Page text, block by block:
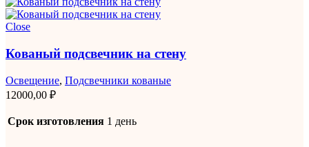
Close
Кованый подсвечник на стену
Освещение, Подсвечники кованые
12000,00 ₽
Срок изготовления 1 день